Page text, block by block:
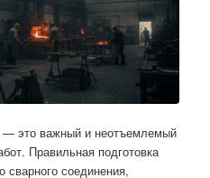
— это важный и неотъемлемый
Правильная подготовка
сварного соединения,